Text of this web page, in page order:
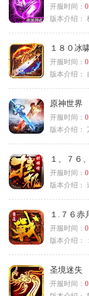
开服时间：
版本介绍：
１８０冰
开服时间：
版本介绍：
原神世界
开服时间：
版本介绍：
１、７６
开服时间：
版本介绍：
１.７６赤
开服时间：
版本介绍：
圣境迷失
开服时间：